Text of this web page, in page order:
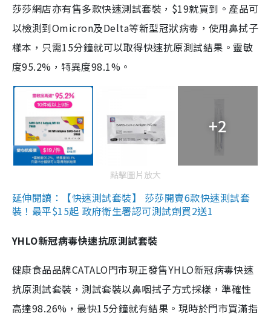
莎莎網店亦有售多款快速測試套裝，$19就買到。產品可
以檢測到Omicron及Delta等新型冠狀病毒，使用鼻拭子
樣本，只需15分鐘就可以取得快速抗原測試結果。靈敏
度95.2%，特異度98.1%。
+2
點擊圖片放大
延伸閱讀：【快速測試套裝】 莎莎開賣6款快速測試套
裝！最平$15起 政府衛生署認可測試劑買2送1
YHLO新冠病毒快速抗原測試套裝
健康食品品牌CATALO門市現正發售YHLO新冠病毒快速
抗原測試套裝，測試套裝以鼻咽拭子方式採樣，準確性
高達98.26%，最快15分鐘就有結果。現時於門市買滿指